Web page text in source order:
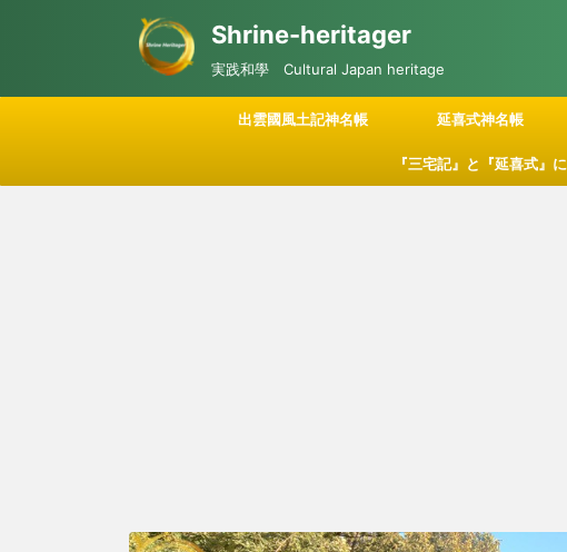
Shrine-heritager
実践和學 Cultural Japan heritage
出雲國風土記神名帳 延喜式神名帳
『三宅記』と『延喜式』に